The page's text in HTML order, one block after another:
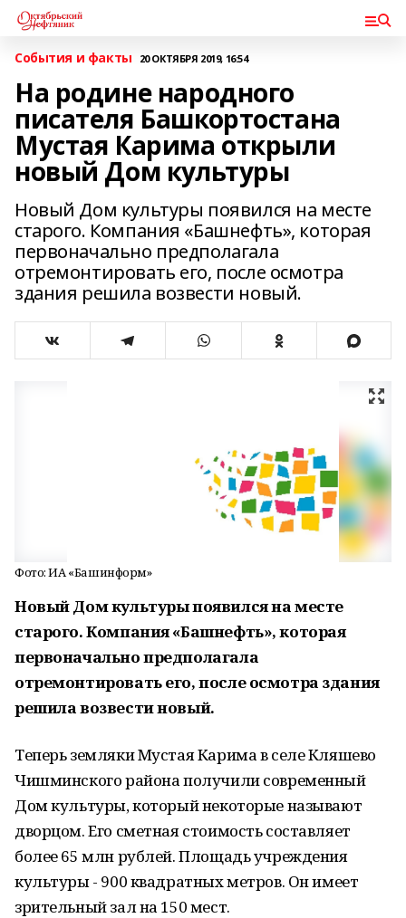
События и факты 20 ОКТЯБРЯ 2019, 16:54
На родине народного
писателя Башкортостана
Мустая Карима открыли
новый Дом культуры
Новый Дом культуры появился на месте
старого. Компания «Башнефть», которая
первоначально предполагала
отремонтировать его, после осмотра
здания решила возвести новый.
Фото: ИА «Башинформ»
Новый Дом культуры появился на месте
старого. Компания «Башнефть», которая
первоначально предполагала
отремонтировать его, после осмотра здания
решила возвести новый.
Теперь земляки Мустая Карима в селе Кляшево
Чишминского района получили современный
Дом культуры, который некоторые называют
дворцом. Его сметная стоимость составляет
более 65 млн рублей. Площадь учреждения
культуры - 900 квадратных метров. Он имеет
зрительный зал на 150 мест.